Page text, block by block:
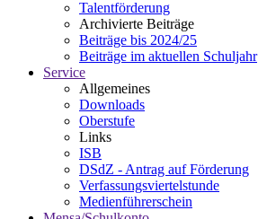
Talentförderung
Archivierte Beiträge
Beiträge bis 2024/25
Beiträge im aktuellen Schuljahr
Service
Allgemeines
Downloads
Oberstufe
Links
ISB
DSdZ - Antrag auf Förderung
Verfassungsviertelstunde
Medienführerschein